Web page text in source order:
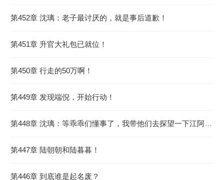
第452章 沈璃：老子最讨厌的，就是事后道歉！
第451章 升官大礼包已就位！
第450章 行走的50万啊！
第449章 发现端倪，开始行动！
第448章 沈璃：等乖乖们懂事了，我带他们去探望一下江阿姨！
第447章 陆朝朝和陆暮暮！
第446章 到底谁是起名废？